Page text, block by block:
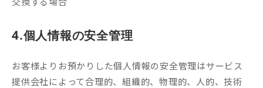
4.個人情報の安全管理
お客様よりお預かりした個人情報の安全管理はサービス
提供会社によって合理的、組織的、物理的、人的、技術